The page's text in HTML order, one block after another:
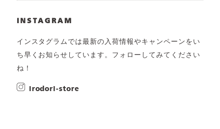
INSTAGRAM
インスタグラムでは最新の入荷情報やキャンペーンをい
ち早くお知らせしています。フォローしてみてください
ね！
irodori-store